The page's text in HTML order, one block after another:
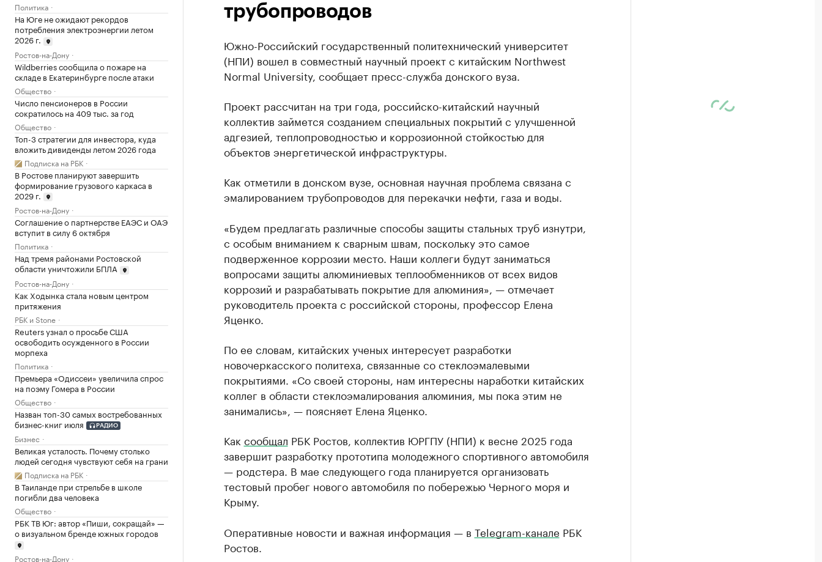
Политика
На Юге не ожидают рекордов
потребления электроэнергии летом
2026 г.
Ростов-на-Дону
Wildberries сообщила о пожаре на
складе в Екатеринбурге после атаки
Общество
Число пенсионеров в России
сократилось на 409 тыс. за год
Общество
Топ-3 стратегии для инвестора, куда
вложить дивиденды летом 2026 года
Подписка на РБК
В Ростове планируют завершить
формирование грузового каркаса в
2029 г.
Ростов-на-Дону
Соглашение о партнерстве ЕАЭС и ОАЭ
вступит в силу 6 октября
Политика
Над тремя районами Ростовской
области уничтожили БПЛА
Ростов-на-Дону
Как Ходынка стала новым центром
притяжения
РБК и Stone
Reuters узнал о просьбе США
освободить осужденного в России
морпеха
Политика
Премьера «Одиссеи» увеличила спрос
на поэму Гомера в России
Общество
Назван топ-30 самых востребованных
бизнес-книг июля
РАДИО
Бизнес
Великая усталость. Почему столько
людей сегодня чувствуют себя на грани
Подписка на РБК
В Таиланде при стрельбе в школе
погибли два человека
Общество
РБК ТВ Юг: автор «Пиши, сокращай» —
о визуальном бренде южных городов
Ростов-на-Дону
трубопроводов
Южно-Российский государственный политехнический университет
(НПИ) вошел в совместный научный проект с китайским Northwest
Normal University, сообщает пресс-служба донского вуза.
Проект рассчитан на три года, российско-китайский научный
коллектив займется созданием специальных покрытий с улучшенной
адгезией, теплопроводностью и коррозионной стойкостью для
объектов энергетической инфраструктуры.
Как отметили в донском вузе, основная научная проблема связана с
эмалированием трубопроводов для перекачки нефти, газа и воды.
«Будем предлагать различные способы защиты стальных труб изнутри,
с особым вниманием к сварным швам, поскольку это самое
подверженное коррозии место. Наши коллеги будут заниматься
вопросами защиты алюминиевых теплообменников от всех видов
коррозий и разрабатывать покрытие для алюминия», — отмечает
руководитель проекта с российской стороны, профессор Елена
Яценко.
По ее словам, китайских ученых интересует разработки
новочеркасского политеха, связанные со стеклоэмалевыми
покрытиями. «Со своей стороны, нам интересны наработки китайских
коллег в области стеклоэмалирования алюминия, мы пока этим не
занимались», — поясняет Елена Яценко.
Как сообщал РБК Ростов, коллектив ЮРГПУ (НПИ) к весне 2025 года
завершит разработку прототипа молодежного спортивного автомобиля
— родстера. В мае следующего года планируется организовать
тестовый пробег нового автомобиля по побережью Черного моря и
Крыму.
Оперативные новости и важная информация — в Telegram-канале РБК
Ростов.